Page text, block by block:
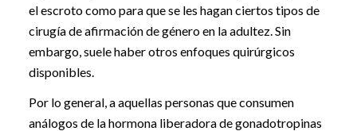
el escroto como para que se les hagan ciertos tipos de
cirugía de afirmación de género en la adultez. Sin
embargo, suele haber otros enfoques quirúrgicos
disponibles.
Por lo general, a aquellas personas que consumen
análogos de la hormona liberadora de gonadotropinas